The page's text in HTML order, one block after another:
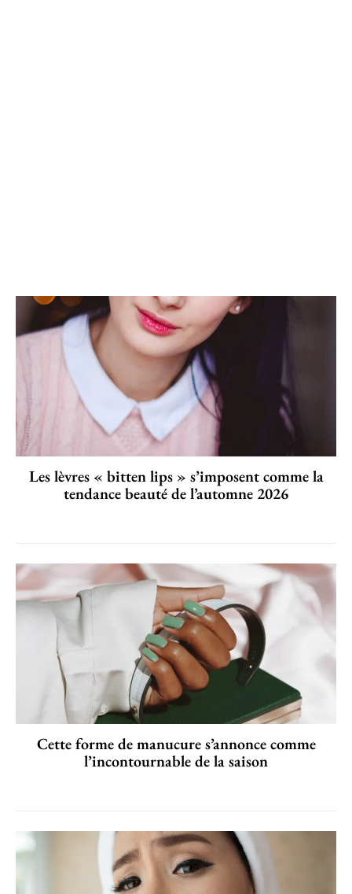
Les lèvres « bitten lips » s’imposent comme la
tendance beauté de l’automne 2026
Cette forme de manucure s’annonce comme
l’incontournable de la saison